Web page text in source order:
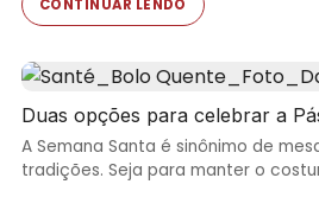
CONTINUAR LENDO
Duas opções para celebrar a
A Semana Santa é sinônimo de
tradições. Seja para manter o